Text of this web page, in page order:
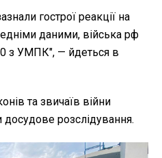
гострої реакції на
даними, війська рф
з УМПК", — йдеться в
та звичаїв війни
розслідування.